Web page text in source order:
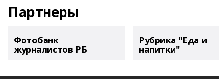
Партнеры
Фотобанк
журналистов РБ
Рубрика "Еда и
напитки"